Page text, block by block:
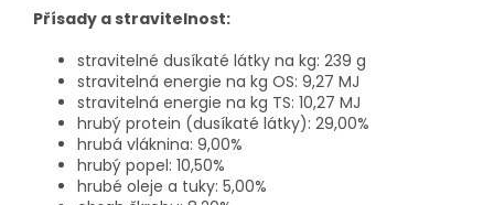
Přísady a stravitelnost:
stravitelné dusíkaté látky na kg: 239 g
stravitelná energie na kg OS: 9,27 MJ
stravitelná energie na kg TS: 10,27 MJ
hrubý protein (dusíkaté látky): 29,00%
hrubá vláknina: 9,00%
hrubý popel: 10,50%
hrubé oleje a tuky: 5,00%